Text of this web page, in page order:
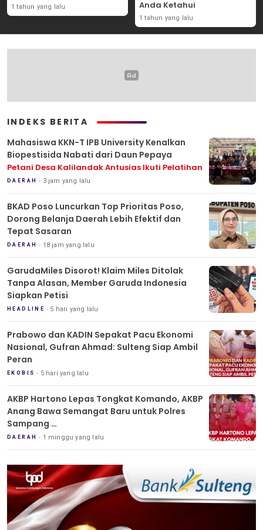
1 tahun yang lalu Anda Ketahui
1 tahun yang lalu
INDEKS BERITA
Mahasiswa KKN-T IPB University Kenalkan
Biopestisida Nabati dari Daun Pepaya
Petani Desa Kalilandak Antusias Ikuti Pelatihan
DAERAH 3 jam yang lalu
BKAD Poso Luncurkan Top Prioritas Poso,
Dorong Belanja Daerah Lebih Efektif dan
Tepat Sasaran
DAERAH 18 jam yang lalu
GarudaMiles Disorot! Klaim Miles Ditolak
Tanpa Alasan, Member Garuda Indonesia
Siapkan Petisi
HEADLINE 5 hari yang lalu
Prabowo dan KADIN Sepakat Pacu Ekonomi
Nasional, Gufran Ahmad: Sulteng Siap Ambil
Peran
EKOBIS 5 hari yang lalu
AKBP Hartono Lepas Tongkat Komando, AKBP
Anang Bawa Semangat Baru untuk Polres
Sampang
Tradisi Pedang Pora Iringi Sertijab Kapolres
Sampang
DAERAH 1 minggu yang lalu